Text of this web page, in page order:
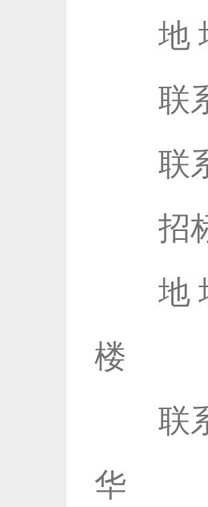
地 址
联系
联系
招标
地 址
楼
联系
华